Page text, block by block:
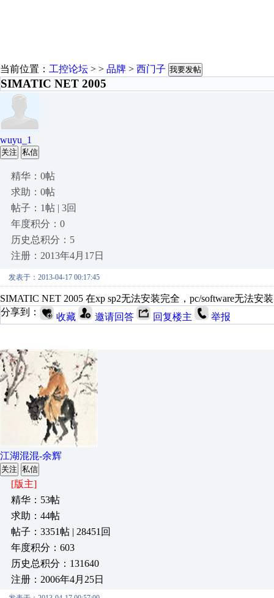
当前位置： 工控论坛 > > 品牌 > 西门子 我要发帖
SIMATIC NET 2005
wuyu_1
关注 私信
精华：0帖
求助：0帖
帖子：1帖 | 3回
年度积分：0
历史总积分：5
注册：2013年4月17日
发表于：2013-04-17 00:17:45
SIMATIC NET 2005 在xp sp2无法安装完全，pc/software无法
分享到：
收藏 邀请回答 回复楼主 举报
江湖混混-余辉
关注 私信
[版主]
精华：53帖
求助：44帖
帖子：3351帖 | 28451回
年度积分：603
历史总积分：131640
注册：2006年4月25日